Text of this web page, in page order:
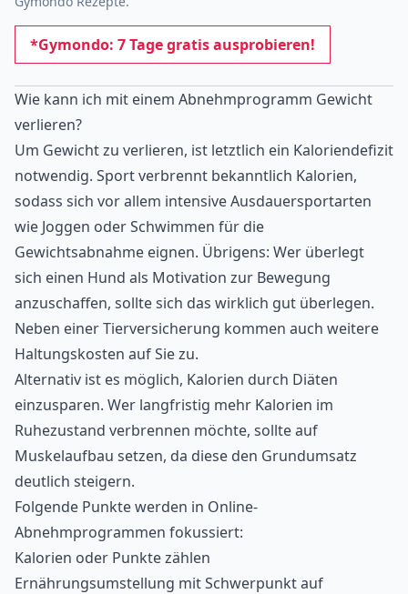
*Gymondo: 7 Tage gratis ausprobieren!
Wie kann ich mit einem Abnehmprogramm Gewicht
verlieren?
Um Gewicht zu verlieren, ist letztlich ein Kaloriendefizit
notwendig. Sport verbrennt bekanntlich Kalorien,
sodass sich vor allem intensive Ausdauersportarten
wie Joggen oder Schwimmen für die
Gewichtsabnahme eignen. Übrigens: Wer überlegt
sich einen Hund als Motivation zur Bewegung
anzuschaffen, sollte sich das wirklich gut überlegen.
Neben einerTierversicherung kommen auch weitere
Haltungskosten auf Sie zu.
Alternativ ist es möglich, Kalorien durch Diäten
einzusparen. Wer langfristig mehr Kalorien im
Ruhezustand verbrennen möchte, sollte auf
Muskelaufbau setzen, da diese den Grundumsatz
deutlich steigern.
Folgende Punkte werden in Online-
Abnehmprogrammen fokussiert:
Kalorien oder Punkte zählen
Ernährungsumstellung mit Schwerpunkt auf